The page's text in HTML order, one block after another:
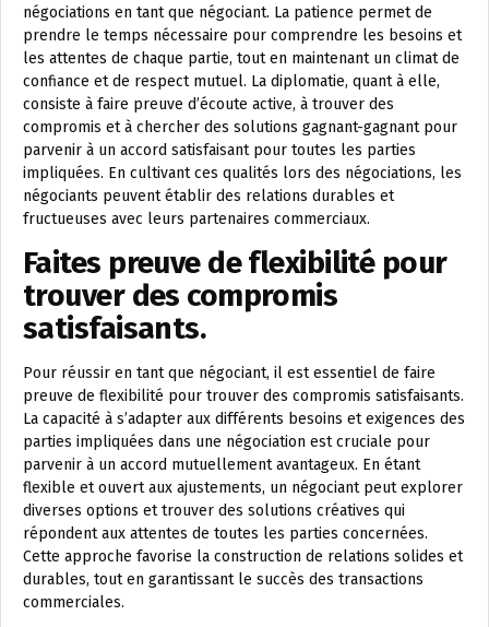
négociations en tant que négociant. La patience permet de
prendre le temps nécessaire pour comprendre les besoins et
les attentes de chaque partie, tout en maintenant un climat de
confiance et de respect mutuel. La diplomatie, quant à elle,
consiste à faire preuve d’écoute active, à trouver des
compromis et à chercher des solutions gagnant-gagnant pour
parvenir à un accord satisfaisant pour toutes les parties
impliquées. En cultivant ces qualités lors des négociations, les
négociants peuvent établir des relations durables et
fructueuses avec leurs partenaires commerciaux.
Faites preuve de flexibilité pour
trouver des compromis
satisfaisants.
Pour réussir en tant que négociant, il est essentiel de faire
preuve de flexibilité pour trouver des compromis satisfaisants.
La capacité à s’adapter aux différents besoins et exigences des
parties impliquées dans une négociation est cruciale pour
parvenir à un accord mutuellement avantageux. En étant
flexible et ouvert aux ajustements, un négociant peut explorer
diverses options et trouver des solutions créatives qui
répondent aux attentes de toutes les parties concernées.
Cette approche favorise la construction de relations solides et
durables, tout en garantissant le succès des transactions
commerciales.